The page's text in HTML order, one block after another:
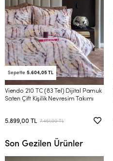
Sepette 5.604,05 TL
Viendo 210 TC (83 Tel) Dijital Pamuk
Saten Çift Kişilik Nevresim Takımı
5.899,00 TL 7.451,00 TL
Son Gezilen Ürünler